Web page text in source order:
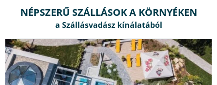
NÉPSZERŰ SZÁLLÁSOK A KÖRNYÉKEN